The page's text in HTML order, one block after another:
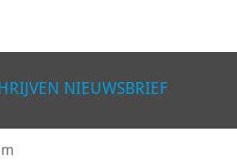
NIEUWSBRIEF